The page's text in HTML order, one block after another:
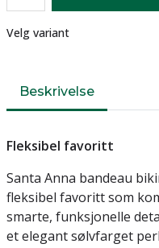
Lager
Velg variant
Beskrivelse
Fleksibel favoritt
Santa Anna bandeau
fleksibel favoritt som
smarte, funksjonelle
et elegant sølvfarget